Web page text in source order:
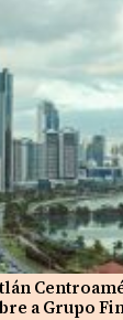
a Grupo